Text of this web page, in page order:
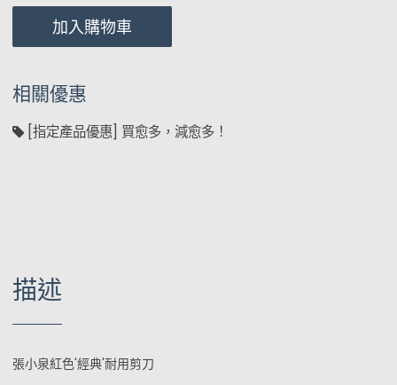
加入購物車
相關優惠
[指定產品優惠] 買愈多，減愈多！
描述
張小泉紅色'經典'耐用剪刀